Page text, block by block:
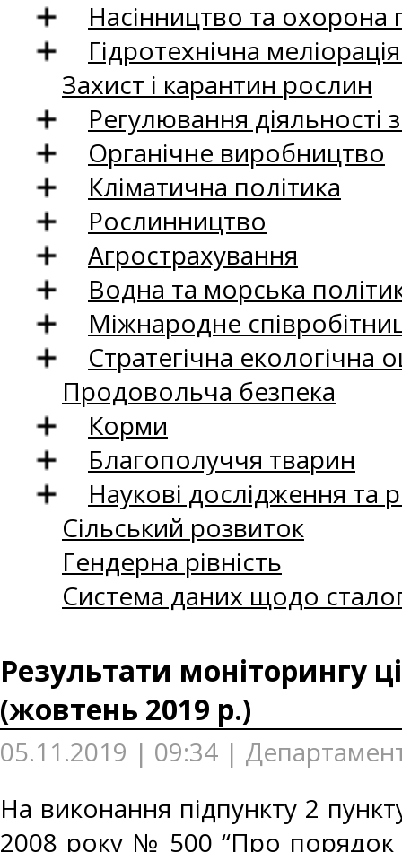
Насінництво та
Гідротехнічна
Захист і карантин рослин
Регулювання
Органічне виробництво
Кліматична політика
Рослинництво
Агрострахування
Водна та морська
Міжнародне
Стратегічна екологічна
Продовольча безпека
Корми
Благополуччя тварин
Наукові дослідження та
Сільський розвиток
Гендерна рівність
Система даних щодо
Результати моніторингу
(жовтень 2019 р.)
05.11.2019 | 09:34 |
На виконання підпункту 2
2008 року № 500 “Про порядок